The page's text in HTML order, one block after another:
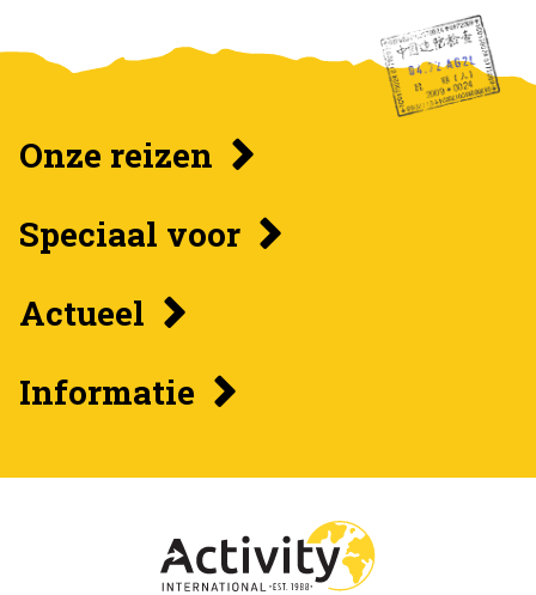
Onze reizen
Speciaal voor
Actueel
Informatie